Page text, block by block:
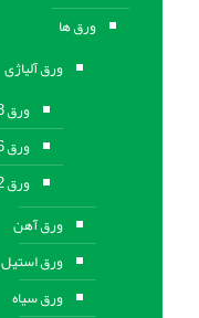
ورق ها
ورق آلیاژی
ورق A283
ورق A516
ورق ST52
ورق آهن
ورق استیل
ورق سیاه